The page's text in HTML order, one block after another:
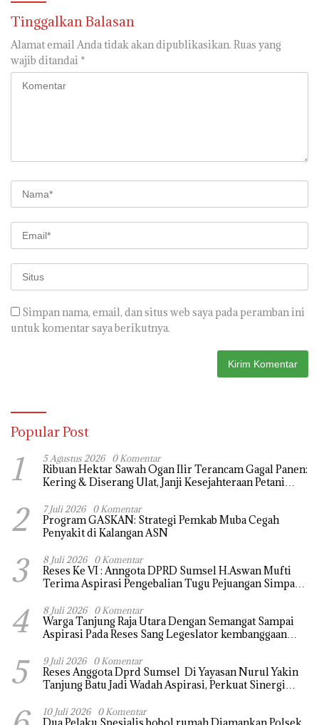
Tinggalkan Balasan
Alamat email Anda tidak akan dipublikasikan. Ruas yang
wajib ditandai *
Simpan nama, email, dan situs web saya pada peramban ini
untuk komentar saya berikutnya.
Popular Post
1 5 Agustus 2026 0 Komentar
Ribuan Hektar Sawah Ogan Ilir Terancam Gagal Panen:
Kering & Diserang Ulat, Janji Kesejahteraan Petani
2 7 Juli 2026 0 Komentar
Program GASKAN: Strategi Pemkab Muba Cegah
Penyakit di Kalangan ASN
3 8 Juli 2026 0 Komentar
Reses Ke VI : Anngota DPRD Sumsel H.Aswan Mufti
Terima Aspirasi Pengebalian Tugu Pejuangan Simpang
4 8 Juli 2026 0 Komentar
Warga Tanjung Raja Utara Dengan Semangat Sampai
Aspirasi Pada Reses Sang Legeslator kembanggaan
Segera di realisaikan
5 9 Juli 2026 0 Komentar
Reses Anggota Dprd Sumsel Di Yayasan Nurul Yakin
Tanjung Batu Jadi Wadah Aspirasi, Perkuat Sinergi
10 Juli 2026 0 Komentar